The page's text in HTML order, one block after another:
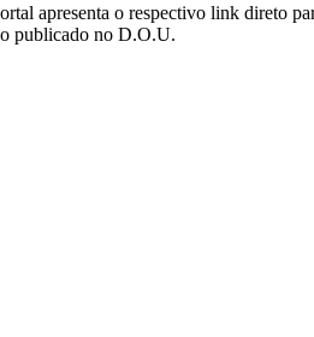
apresenta o respectivo link
publicado no D.O.U.